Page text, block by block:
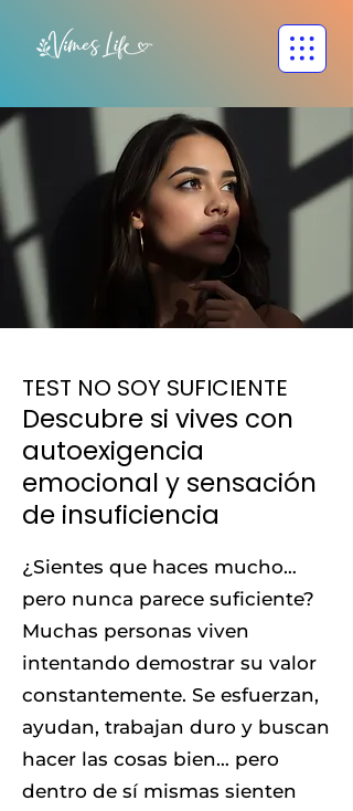
TEST NO SOY SUFICIENTE
Descubre si vives con
autoexigencia
emocional y sensación
de insuficiencia
¿Sientes que haces mucho…
pero nunca parece suficiente?
Muchas personas viven
intentando demostrar su valor
constantemente. Se esfuerzan,
ayudan, trabajan duro y buscan
hacer las cosas bien… pero
dentro de sí mismas sienten